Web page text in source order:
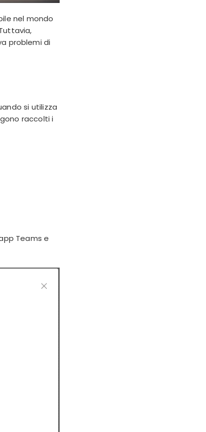
nel mondo
problemi di
si utilizza
raccolti i
Teams e